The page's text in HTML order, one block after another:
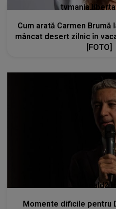
Cum arată Carmen Brumă
mâncat desert zilnic în
[FOTO]
kanald2.ro
Momente dificile pentru